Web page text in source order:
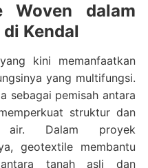
Woven dalam
Kendal
kini memanfaatkan
yang multifungsi.
sebagai pemisah antara
struktur dan
air. Dalam proyek
geotextile membantu
antara tanah asli dan